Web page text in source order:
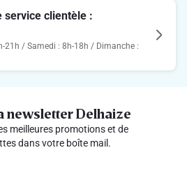
service clientèle :
21h / Samedi : 8h-18h / Dimanche :
newsletter Delhaize
meilleures promotions et de
dans votre boîte mail.